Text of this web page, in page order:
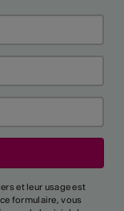
et leur usage est
formulaire, vous